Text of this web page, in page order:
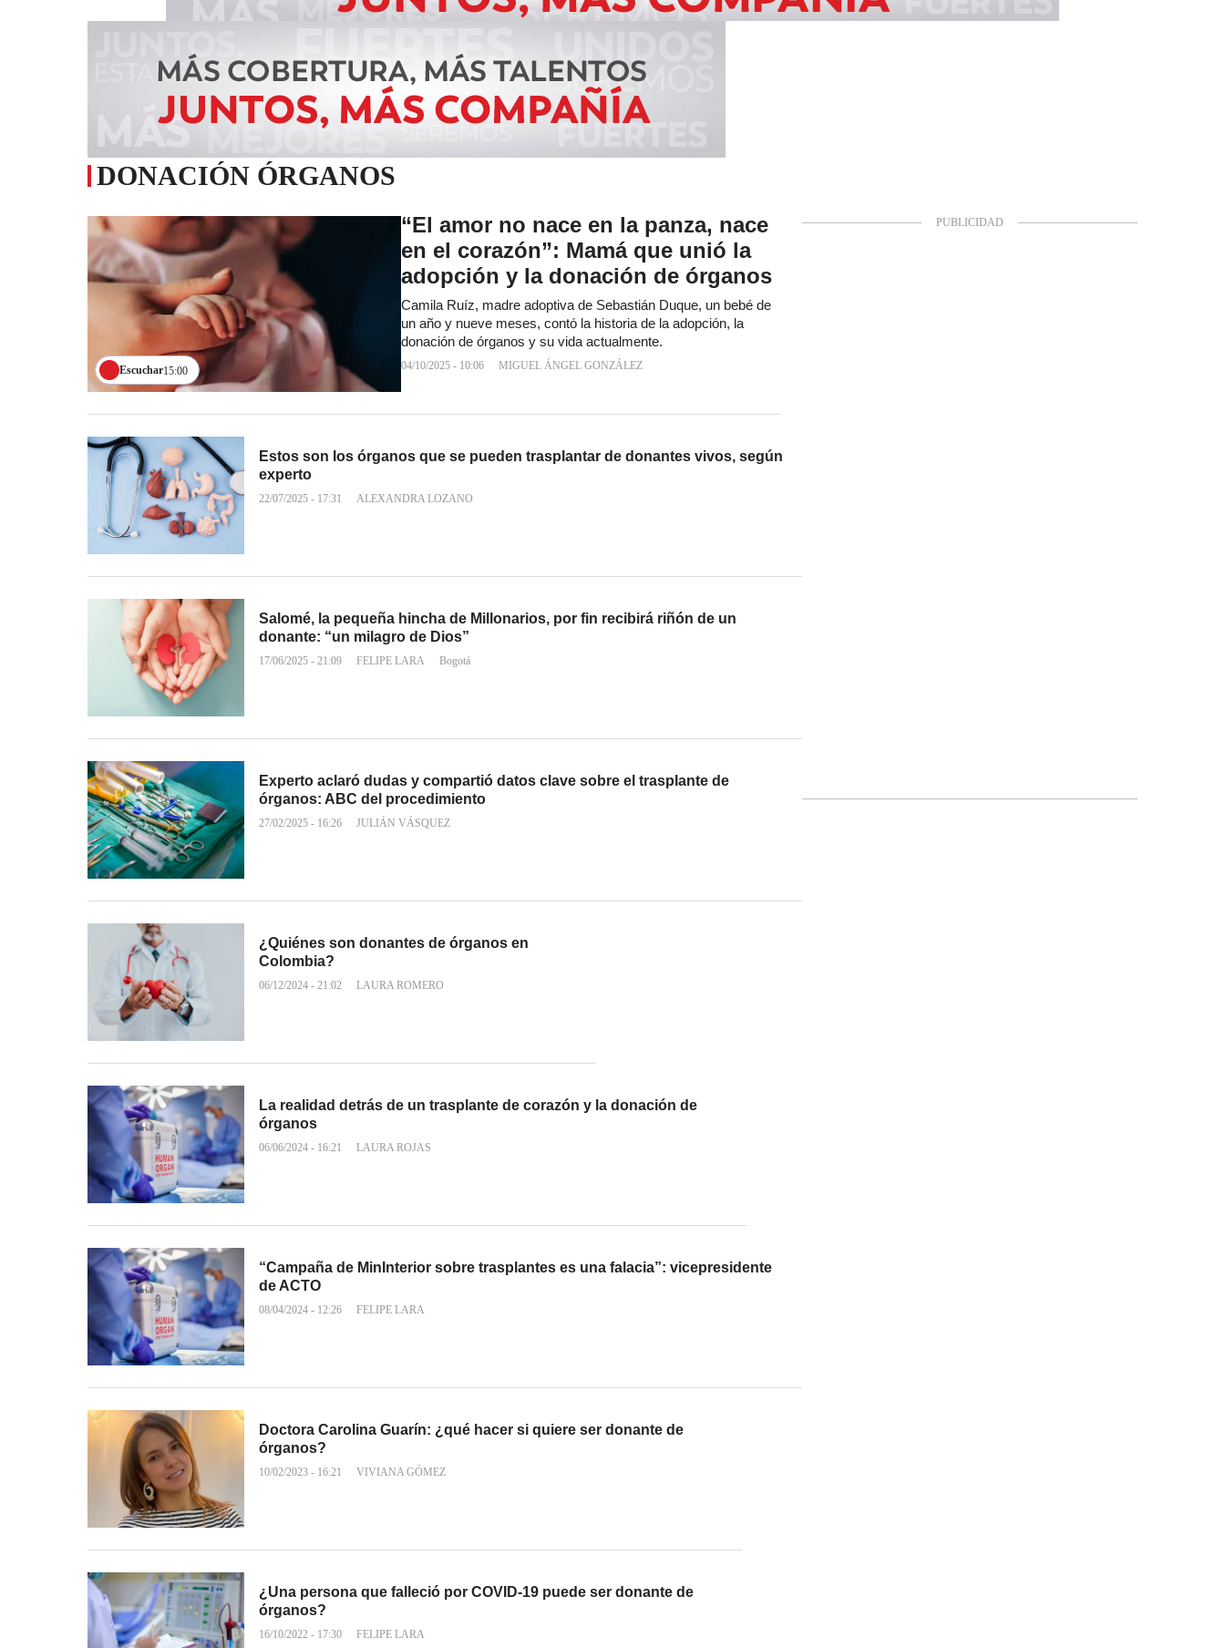
DONACIÓN ÓRGANOS
Escuchar15:00
“El amor no nace en la panza, nace
en el corazón”: Mamá que unió la
adopción y la donación de órganos
Camila Ruíz, madre adoptiva de Sebastián Duque, un bebé de
un año y nueve meses, contó la historia de la adopción, la
donación de órganos y su vida actualmente.
04/10/2025 - 10:06 MIGUEL ÁNGEL GONZÁLEZ
Estos son los órganos que se pueden trasplantar de donantes vivos, según
experto
22/07/2025 - 17:31 ALEXANDRA LOZANO
Salomé, la pequeña hincha de Millonarios, por fin recibirá riñón de un
donante: “un milagro de Dios”
17/06/2025 - 21:09 FELIPE LARA Bogotá
Experto aclaró dudas y compartió datos clave sobre el trasplante de
órganos: ABC del procedimiento
27/02/2025 - 16:26 JULIÁN VÁSQUEZ
¿Quiénes son donantes de órganos en
Colombia?
06/12/2024 - 21:02 LAURA ROMERO
La realidad detrás de un trasplante de corazón y la donación de
órganos
06/06/2024 - 16:21 LAURA ROJAS
“Campaña de MinInterior sobre trasplantes es una falacia”: vicepresidente
de ACTO
08/04/2024 - 12:26 FELIPE LARA
Doctora Carolina Guarín: ¿qué hacer si quiere ser donante de
órganos?
10/02/2023 - 16:21 VIVIANA GÓMEZ
¿Una persona que falleció por COVID-19 puede ser donante de
órganos?
16/10/2022 - 17:30 FELIPE LARA